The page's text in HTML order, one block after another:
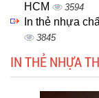
HCM
3594
In thẻ nhựa
3845
IN THẺ NHỰA